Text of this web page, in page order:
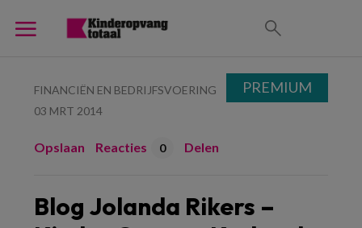
FINANCIËN EN BEDRIJFSVOERING
03 MRT 2014
Opslaan Reacties 0 Delen
Blog Jolanda Rikers –
PREMIUM